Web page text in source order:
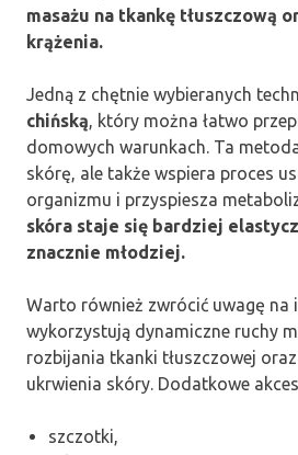
masażu na tkankę tłuszczową
krążenia.
Jedną z chętnie wybieranych
chińską, który można łatwo
domowych warunkach. Ta
skórę, ale także wspiera proces
organizmu i przyspiesza
skóra staje się bardziej
znacznie młodziej.
Warto również zwrócić uwagę na
wykorzystują dynamiczne ruchy
rozbijania tkanki tłuszczowej
ukrwienia skóry. Dodatkowe
szczotki,